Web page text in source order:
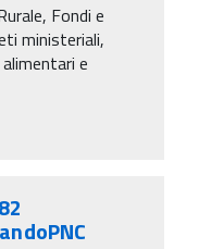
Fondi e
ministeriali,
e